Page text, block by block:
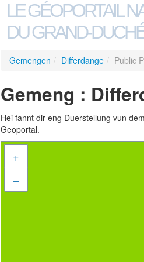
LE GÉOPORTAIL
DU GRAND-
Gemengen / Differdange / Public
Gemeng :
Hei fannt dir eng Duerstellung vun
Geoportal.
+
–